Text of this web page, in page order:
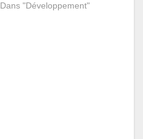
la place du 24 au
Dans "Développement"